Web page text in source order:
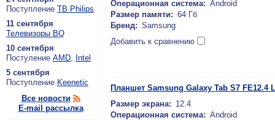
По­ступ­ле­ние ТВ Philips
11 сентября
Теле­ви­зо­ры BQ
10 сентября
По­сту­ле­ние AMD, Intel
5 сентября
По­ступ­ле­ние Keenetic
Все новости
E-mail рассылка
Операционная система: Android
Размер памяти: 64 Гб
Бренд: Samsung
Добавить к сравнению
Планшет Samsung Galaxy Tab S7 FE12.4
Размер экрана: 12.4
Операционная система: Android